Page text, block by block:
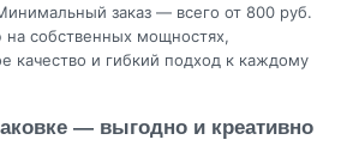
заказ — всего от 800 руб.
собственных мощностях,
качество и гибкий подход к каждому
— выгодно и креативно